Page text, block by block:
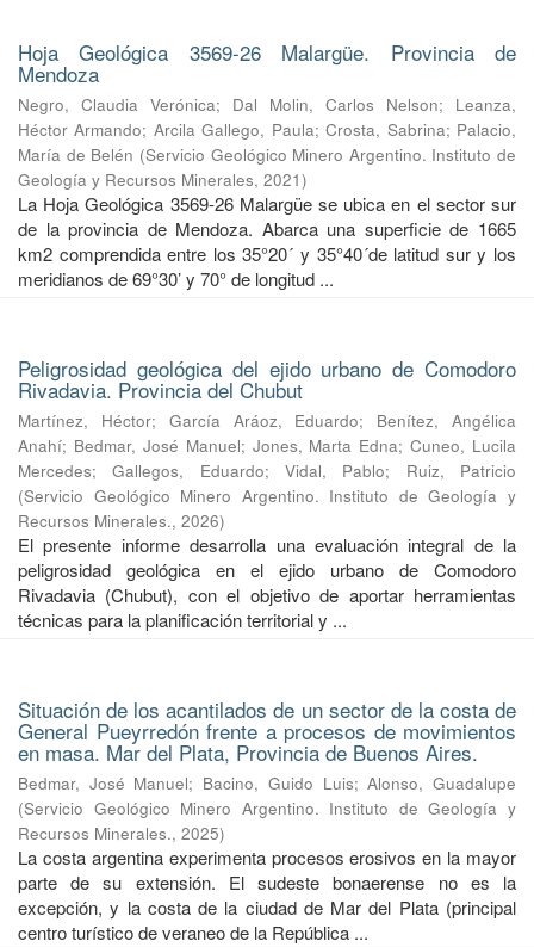
Hoja Geológica 3569-26 Malargüe. Provincia de
Mendoza
Negro, Claudia Verónica; Dal Molin, Carlos Nelson; Leanza,
Héctor Armando; Arcila Gallego, Paula;Crosta, Sabrina; Palacio,
María de Belén (Servicio Geológico Minero Argentino. Instituto de
Geología y Recursos Minerales, 2021)
La Hoja Geológica 3569-26 Malargüe se ubica en el sector sur
de la provincia de Mendoza. Abarca una superficie de 1665
km2 comprendida entre los 35°20´ y 35°40´de latitud sur y los
meridianos de 69°30’ y 70° de longitud ...
Peligrosidad geológica del ejido urbano de Comodoro
Rivadavia. Provincia del Chubut
Martínez, Héctor; García Aráoz, Eduardo; Benítez, Angélica
Anahí; Bedmar, José Manuel; Jones, Marta Edna;Cuneo, Lucila
Mercedes;Gallegos, Eduardo;Vidal, Pablo; Ruiz, Patricio
(Servicio Geológico Minero Argentino. Instituto de Geología y
Recursos Minerales., 2026)
El presente informe desarrolla una evaluación integral de la
peligrosidad geológica en el ejido urbano de Comodoro
Rivadavia (Chubut), con el objetivo de aportar herramientas
técnicas para la planificación territorial y ...
Situación de los acantilados de un sector de la costa de
General Pueyrredón frente a procesos de movimientos
en masa. Mar del Plata, Provincia de Buenos Aires.
Bedmar, José Manuel; Bacino, Guido Luis;Alonso, Guadalupe
(Servicio Geológico Minero Argentino. Instituto de Geología y
Recursos Minerales., 2025)
La costa argentina experimenta procesos erosivos en la mayor
parte de su extensión. El sudeste bonaerense no es la
excepción, y la costa de la ciudad de Mar del Plata (principal
centro turístico de veraneo de la República ...